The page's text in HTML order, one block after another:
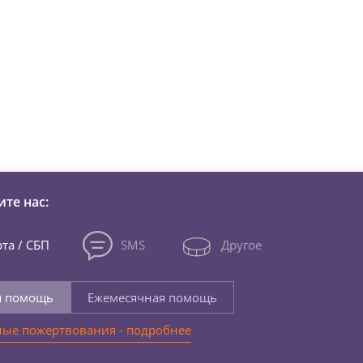
нас:
/ СБП SMS Другое
помощь
Ежемесячная помощь
пожертвования - подробнее